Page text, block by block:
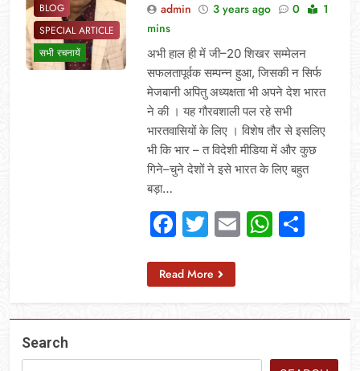
BLOG
SPECIAL ARTICLE
सभी रचनायें
admin 3 years ago 0
1
mins
अभी हाल ही में जी–20 शिखर सम्मेलन
सफलतापूर्वक सम्पन्न हुआ, जिसकी न सिर्फ
मेजबानी अपितु अध्यक्षता भी अपने देश भारत
ने की । यह गौरवशाली पल रहे सभी
भारतवासियों के लिए । विशेष तौर से इसलिए
भी कि भार – त विदेशी मीडिया में और कुछ
गिने–चुने देशों ने इसे भारत के लिए बहुत
बड़ा…
Facebook
Twitter
Email
Read More
Search